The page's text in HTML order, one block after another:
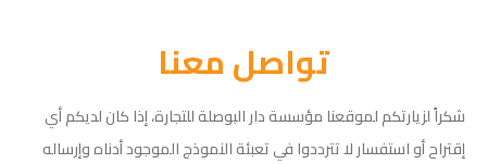
تواصل معنا
شكراً لزيارتكم لموقعنا مؤسسة دار البوصلة للتجارة، إذا كان لديكم أي
إقتراح أو استفسار لا تترددوا في تعبئة النموذج الموجود أدناه وإرساله